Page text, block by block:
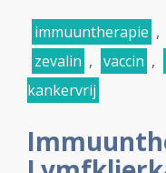
immuuntherapie ,
zevalin , vaccin ,
kankervrij